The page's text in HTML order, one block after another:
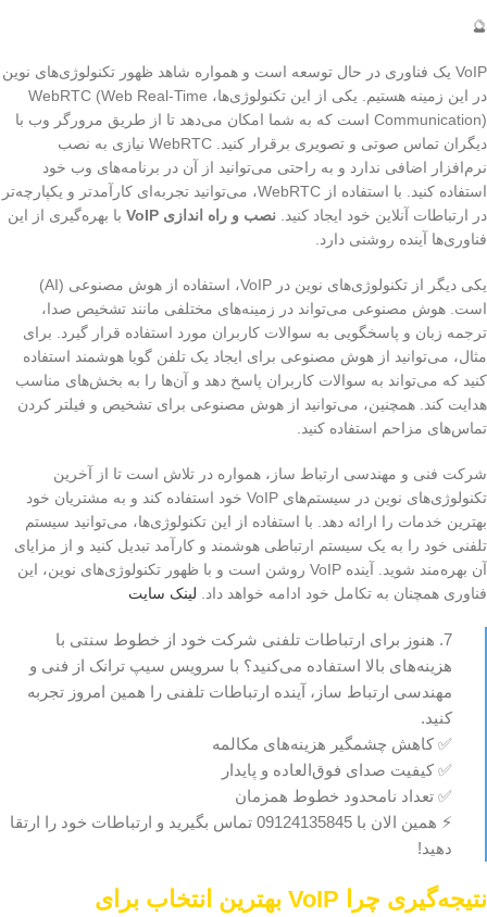
🔮
VoIP یک فناوری در حال توسعه است و همواره شاهد ظهور تکنولوژی‌های نوین
در این زمینه هستیم. یکی از این تکنولوژی‌ها، WebRTC (Web Real-Time
Communication) است که به شما امکان می‌دهد تا از طریق مرورگر وب با
دیگران تماس صوتی و تصویری برقرار کنید. WebRTC نیازی به نصب
نرم‌افزار اضافی ندارد و به راحتی می‌توانید از آن در برنامه‌های وب خود
استفاده کنید. با استفاده از WebRTC، می‌توانید تجربه‌ای کارآمدتر و یکپارچه‌تر
در ارتباطات آنلاین خود ایجاد کنید. نصب و راه اندازی VoIP
با بهره‌گیری از این
فناوری‌ها آینده روشنی دارد.
یکی دیگر از تکنولوژی‌های نوین در VoIP، استفاده از هوش مصنوعی (AI)
است. هوش مصنوعی می‌تواند در زمینه‌های مختلفی مانند تشخیص صدا،
ترجمه زبان و پاسخگویی به سوالات کاربران مورد استفاده قرار گیرد. برای
مثال، می‌توانید از هوش مصنوعی برای ایجاد یک تلفن گویا هوشمند استفاده
کنید که می‌تواند به سوالات کاربران پاسخ دهد و آن‌ها را به بخش‌های مناسب
هدایت کند. همچنین، می‌توانید از هوش مصنوعی برای تشخیص و فیلتر کردن
تماس‌های مزاحم استفاده کنید.
شرکت فنی و مهندسی ارتباط ساز، همواره در تلاش است تا از آخرین
تکنولوژی‌های نوین در سیستم‌های VoIP خود استفاده کند و به مشتریان خود
بهترین خدمات را ارائه دهد. با استفاده از این تکنولوژی‌ها، می‌توانید سیستم
تلفنی خود را به یک سیستم ارتباطی هوشمند و کارآمد تبدیل کنید و از مزایای
آن بهره‌مند شوید. آینده VoIP روشن است و با ظهور تکنولوژی‌های نوین، این
فناوری همچنان به تکامل خود ادامه خواهد داد. لینک سایت
7. هنوز برای ارتباطات تلفنی شرکت خود از خطوط سنتی با
هزینه‌های بالا استفاده می‌کنید؟ با سرویس سیپ ترانک از فنی و
مهندسی ارتباط ساز، آینده ارتباطات تلفنی را همین امروز تجربه
کنید.
✅ کاهش چشمگیر هزینه‌های مکالمه
✅ کیفیت صدای فوق‌العاده و پایدار
✅ تعداد نامحدود خطوط همزمان
⚡ همین الان با 09124135845 تماس بگیرید و ارتباطات خود را ارتقا
دهید!
نتیجه‌گیری چرا VoIP بهترین انتخاب برای